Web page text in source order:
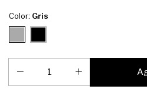
Color: Gris